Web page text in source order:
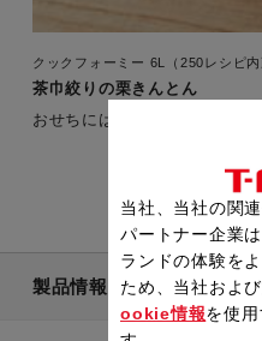
クックフォーミー 6L（250レシピ内
茶巾絞りの栗きんとん
おせちには欠かせない栗きん
製品情報
当社、当社の関
パートナー企業
ランドの体験を
ため、当社およ
ookie情報を使